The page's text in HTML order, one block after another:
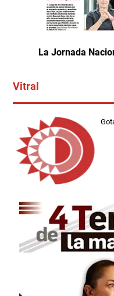
La Jornada
Vitral